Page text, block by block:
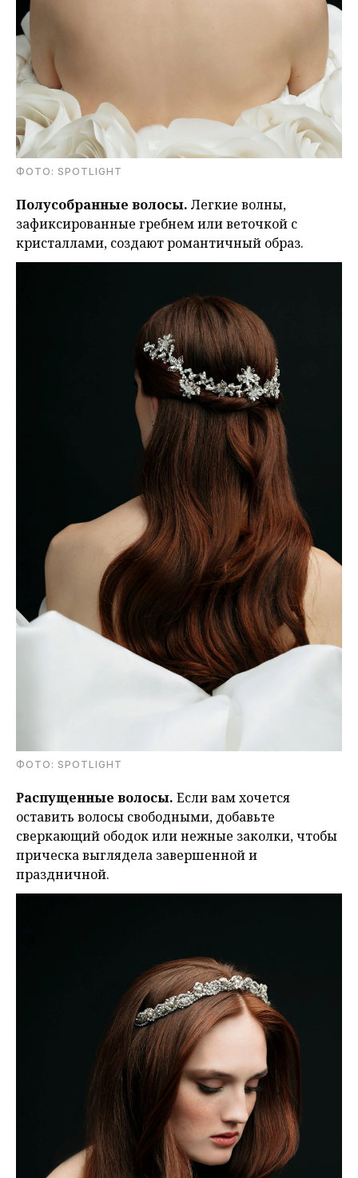
ФОТО: SPOTLIGHT
Полусобранные волосы. Легкие волны,
зафиксированные гребнем или веточкой с
кристаллами, создают романтичный образ.
ФОТО: SPOTLIGHT
Распущенные волосы. Если вам хочется
оставить волосы свободными, добавьте
сверкающий ободок или нежные заколки, чтобы
прическа выглядела завершенной и
праздничной.